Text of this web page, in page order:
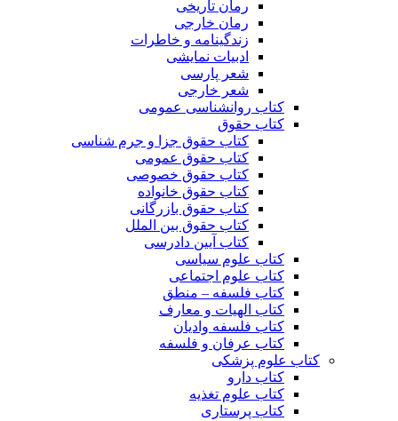
رمان تاریخی
رمان خارجی
زندگینامه و خاطرات
ادبیات نمایشی
شعر پارسی
شعر خارجی
کتاب روانشناسی عمومی
کتاب حقوق
کتاب حقوق جزا و جرم شناسی
کتاب حقوق عمومی
کتاب حقوق خصوصی
کتاب حقوق خانواده
کتاب حقوق بازرگانی
کتاب حقوق بین الملل
کتاب آیین دادرسی
کتاب علوم سیاسی
کتاب علوم اجتماعی
کتاب فلسفه – منطق
کتاب الهیات و معارف
کتاب فلسفه وادیان
کتاب عرفان و فلسفه
کتاب علوم پزشکی
کتاب دارو
کتاب علوم تغذیه
کتاب پرستاری